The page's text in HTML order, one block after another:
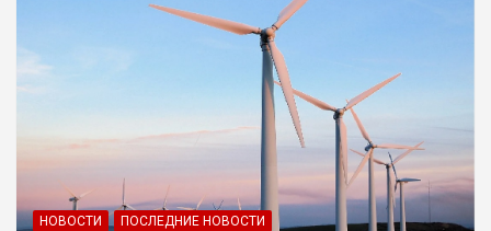
НОВОСТИ ПОСЛЕДНИЕ НОВОСТИ